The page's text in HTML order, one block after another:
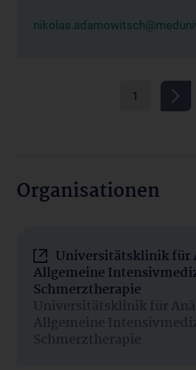
1
Organisationen
Universitätsklinik für
Allgemeine
Schmerztherapie
Universitätsklinik für
Allgemeine
Schmerztherapie